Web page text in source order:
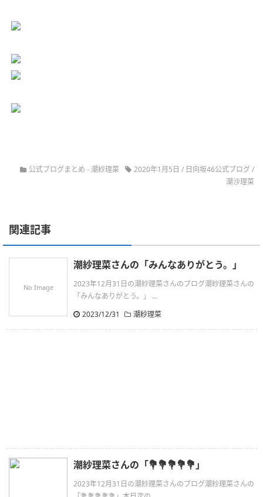
公式ブログまとめ -潮紗理菜 2020年1月5日 / 日向坂46公式ブログ/
潮沙理菜
関連記事
No Image
潮紗理菜さんの「みんなありがとう。」
2023年12月31日の潮紗理菜さんのブログ潮紗理菜さんの
「みんなありがとう。」 ...
2023/12/31
潮紗理菜
潮紗理菜さんの「💐💐💐💐💐」
2023年12月31日の潮紗理菜さんのブログ潮紗理菜さんの